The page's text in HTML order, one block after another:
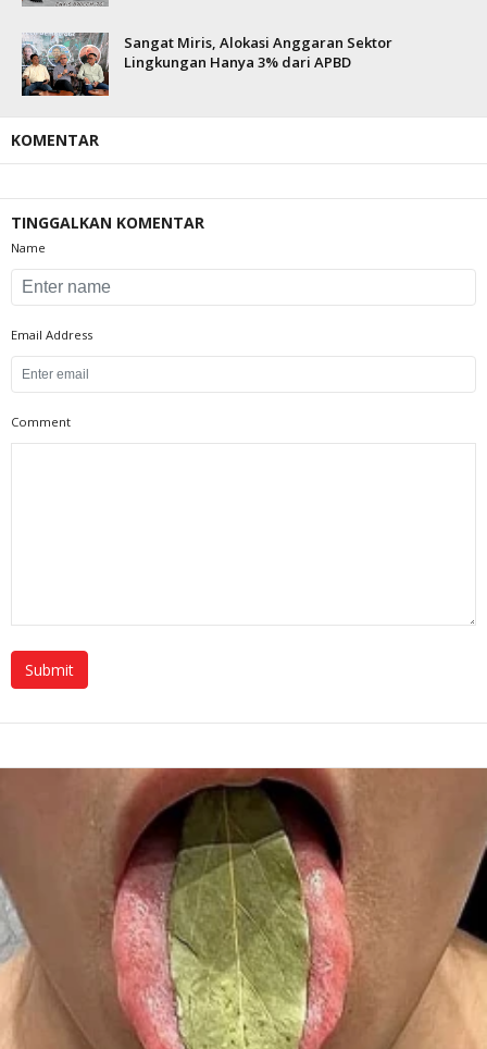
Sangat Miris, Alokasi Anggaran Sektor
Lingkungan Hanya 3% dari APBD
KOMENTAR
TINGGALKAN KOMENTAR
Name
Email Address
Comment